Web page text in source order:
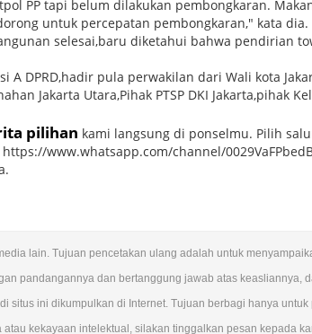
PP tapi belum dilakukan pembongkaran.
untuk percepatan pembongkaran," kata dia.
selesai,baru diketahui bahwa pendirian
A DPRD,hadir pula perwakilan dari Wali kota
Jakarta Utara,Pihak PTSP DKI Jakarta,pihak
pilihan kami langsung di ponselmu. Pilih
www.whatsapp.com/channel/
lain. Tujuan pencetakan ulang adalah untuk
pandangannya dan bertanggung jawab atas keasliannya,
situs ini dikumpulkan di Internet. Tujuan berbagi hanya
kekayaan intelektual, silakan tinggalkan pesan kepada